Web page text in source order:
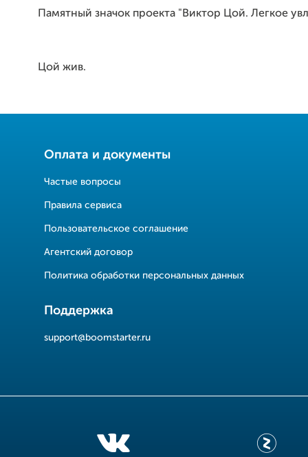
Памятный значок проекта "Виктор Цой. Легкое
Цой жив.
Оплата и документы
Частые вопросы
Правила сервиса
Пользовательское соглашение
Агентский договор
Политика обработки персональных данных
Поддержка
support@boomstarter.ru